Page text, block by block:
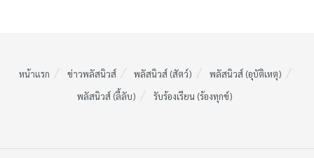
หน้าแรก ข่าวพลัสนิวส์ พลัสนิวส์ (สัตว์)
พลัสนิวส์ (อุบัติเหตุ)
พลัสนิวส์ (ลี้ลับ)
รับร้องเรียน (ร้องทุกข์)